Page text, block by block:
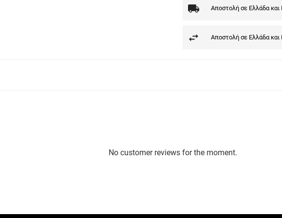
Αποστολή σε Ελλάδα και
Αποστολή σε Ελλάδα και
No customer reviews for the moment.